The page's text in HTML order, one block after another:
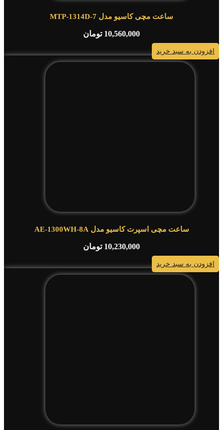
ساعت مچی کاسیو مدل MTP-1314D-7
10,560,000 تومان
افزودن به سبد خرید
ساعت مچی اسپرت کاسیو مدل AE-1300WH-8A
10,230,000 تومان
افزودن به سبد خرید